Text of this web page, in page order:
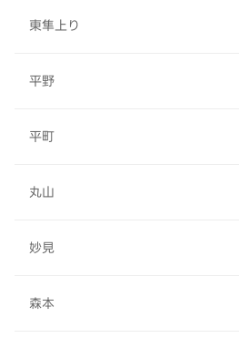
東隼上り
平野
平町
丸山
妙見
森本